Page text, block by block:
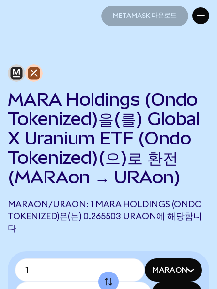
METAMASK 다운로드
MARA Holdings (Ondo
Tokenized)을(를) Global
X Uranium ETF (Ondo
Tokenized)(으)로 환전
(MARAon → URAon)
MARAON/URAON: 1 MARA HOLDINGS (ONDO
TOKENIZED)은(는) 0.265503 URAON에 해당합니
다
MARAON